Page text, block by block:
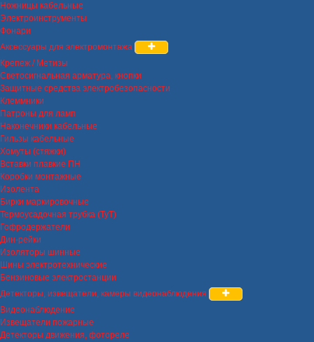
Ножницы кабельные
Электроинструменты
Фонари
Аксессуары для электромонтажа
Крепеж / Метизы
Светосигнальная арматура, кнопки
Защитные средства электробезопасности
Клеммники
Патроны для ламп
Наконечники кабельные
Гильзы кабельные
Хомуты (стяжки)
Вставки плавкие ПН
Коробки монтажные
Изолента
Бирки маркировочные
Термоусадочная трубка (ТуТ)
Гофродержатели
Дин-рейки
Изоляторы шинные
Шины электротехнические
Бензиновые электростанции
Детекторы, извещатели, камеры видеонаблюдения
Видеонаблюдение
Извещатели пожарные
Детекторы движения, фотореле